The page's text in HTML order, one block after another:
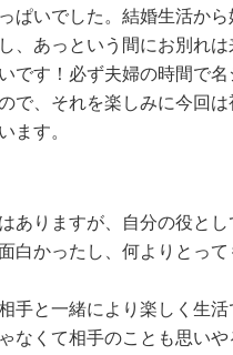
ぱいでした。結婚生活か
、あっという間にお別れ
です！必ず夫婦の時間で
で、それを楽しみに今回
ます。
ありますが、自分の役と
白かったし、何よりとっ
手と一緒により楽しく生
なくて相手のことも思い